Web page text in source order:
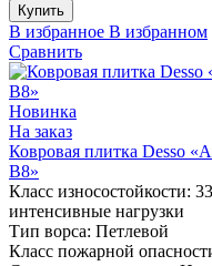
Купить
В избранное В избранном
Сравнить
Новинка
На заказ
Ковровая плитка Desso
B8»
Класс износостойкости:
интенсивные нагрузки
Тип ворса: Петлевой
Класс пожарной